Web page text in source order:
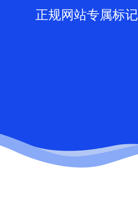
正规网站专属标记